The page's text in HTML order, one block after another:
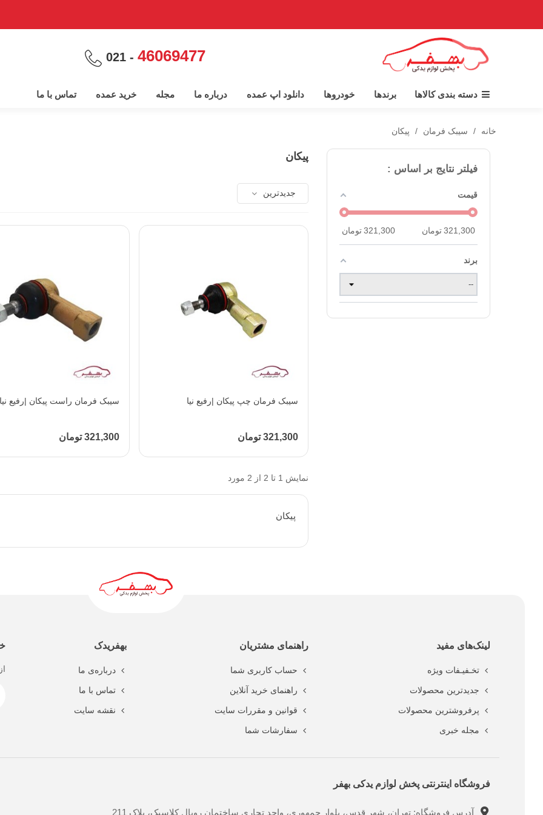
46069477
- 021
دسته بندی کالاها برندها خودروها دانلود اپ عمده درباره ما مجله خرید عمده تماس با ما
خانه / سیبک فرمان / پیکان
فیلتر نتایج بر اساس :
قیمت
321,300تومان 321,300تومان
برند
پیکان
جدیدترین
افزودن به محبوب‌ها
سیبک فرمان چپ پیکان |رفیع نیا
321,300 تومان
افزودن به محبوب‌ها
سیبک فرمان راست پیکان |رفیع نیا
321,300 تومان
نمایش 1 تا 2 از 2 مورد
پيكان
لینک‌های مفید
تخـفیـفات ویژه
جدیدترین محصولات
پرفروشترین محصولات
مجله خبری
راهنمای مشتریان
حساب کاربری شما
راهنمای خرید آنلاین
قوانین و مقررات سایت
سفارشات شما
بهفریدک
درباره‌ی ما
تماس با ما
نقشه سایت
فروشگاه اینترنتی پخش لوازم یدکی بهفر
آدرس فروشگاه: تهران، شهر قدس، بلوار جمهوری، واحد تجاری ساختمان رویال کلاسیک، پلاک 211